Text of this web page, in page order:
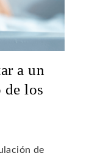
a un
de los
de